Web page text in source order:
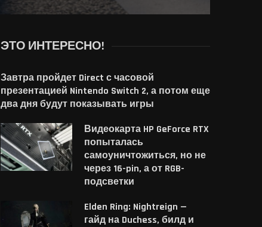
ЭТО ИНТЕРЕСНО!
Завтра пройдет Direct с часовой
презентацией Nintendo Switch 2, а потом еще
два дня будут показывать игры
Видеокарта HP GeForce RTX
попыталась
самоуничтожиться, но не
через 16-pin, а от RGB-
подсветки
Elden Ring: Nightreign —
гайд на Duchess, билд и